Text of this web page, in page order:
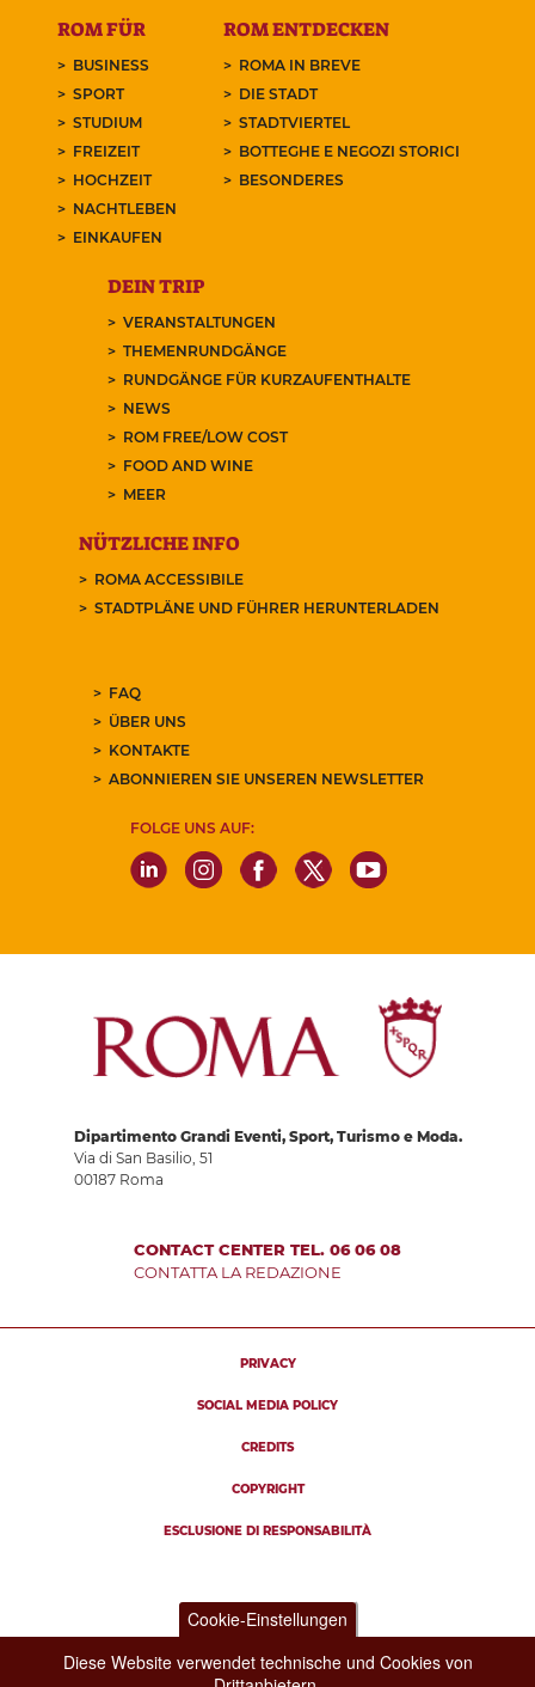
ROM FÜR
BUSINESS
SPORT
STUDIUM
FREIZEIT
HOCHZEIT
NACHTLEBEN
EINKAUFEN
ROM ENTDECKEN
ROMA IN BREVE
DIE STADT
STADTVIERTEL
BOTTEGHE E NEGOZI STORICI
BESONDERES
DEIN TRIP
VERANSTALTUNGEN
THEMENRUNDGÄNGE
RUNDGÄNGE FÜR KURZAUFENTHALTE
NEWS
ROM FREE/LOW COST
FOOD AND WINE
MEER
NÜTZLICHE INFO
ROMA ACCESSIBILE
STADTPLÄNE UND FÜHRER HERUNTERLADEN
FAQ
ÜBER UNS
KONTAKTE
ABONNIEREN SIE UNSEREN NEWSLETTER
FOLGE UNS AUF:
Dipartimento Grandi Eventi, Sport, Turismo e Moda.
Via di San Basilio, 51
00187 Roma
CONTACT CENTER TEL. 06 06 08
CONTATTA LA REDAZIONE
PRIVACY
SOCIAL MEDIA POLICY
CREDITS
COPYRIGHT
ESCLUSIONE DI RESPONSABILITÀ
Cookie-Einstellungen
Diese Website verwendet technische und Cookies von